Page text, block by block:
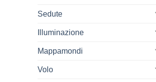
Sedute
Illuminazione
Mappamondi
Volo